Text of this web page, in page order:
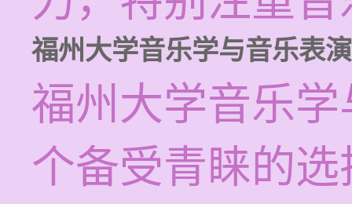
福州大学音乐学与音乐表演
福州大学音乐
个备受青睐的